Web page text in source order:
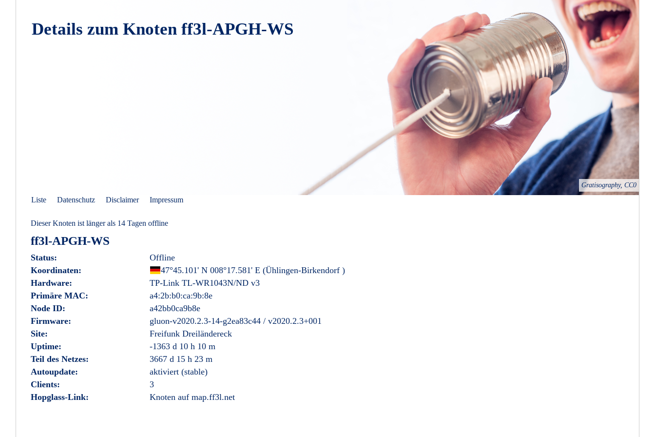
Details zum Knoten ff3l-APGH-WS
Gratisography, CC0
Liste Datenschutz Disclaimer Impressum
Dieser Knoten ist länger als 14 Tagen offline
ff3l-APGH-WS
Status:
Offline
Koordinaten:
47°45.101' N 008°17.581' E (Ühlingen-Birkendorf
Deutschland
)
Hardware:
TP-Link TL-WR1043N/ND v3
Primäre MAC:
a4:2b:b0:ca:9b:8e
Node ID:
a42bb0ca9b8e
Firmware:
gluon-v2020.2.3-14-g2ea83c44 / v2020.2.3+001
Site:
Freifunk Dreiländereck
Uptime:
-1363 d 10 h 10 m
Teil des Netzes:
3667 d 15 h 23 m
Autoupdate:
aktiviert (stable)
Clients:
3
Hopglass-Link:
Knoten auf map.ff3l.net